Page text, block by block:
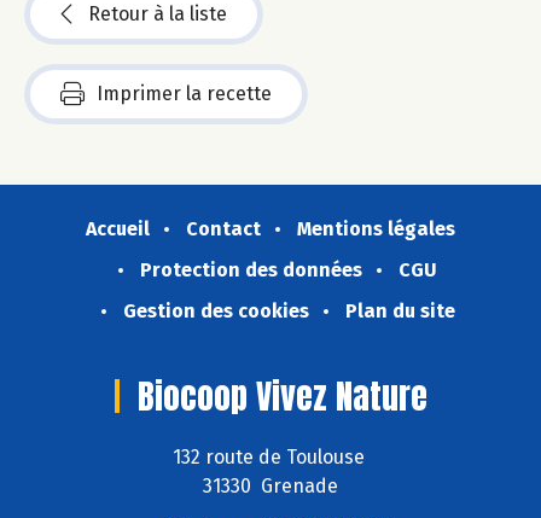
Retour à la liste
Imprimer la recette
Accueil Contact
Mentions légales
Protection des données
CGU
Gestion des cookies
Plan du site
Biocoop Vivez Nature
132 route de Toulouse
31330 Grenade